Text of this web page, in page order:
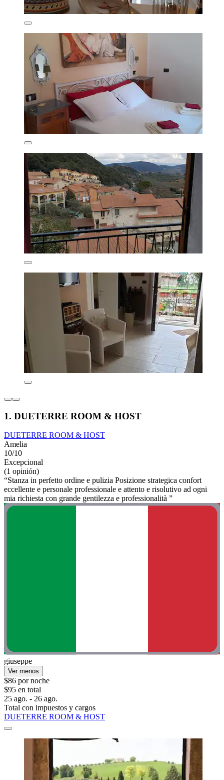
1. DUETERRE ROOM & HOST
DUETERRE ROOM & HOST
Amelia
10/10
Excepcional
(1 opinión)
“Stanza in perfetto ordine e pulizia Posizione strategica confort
eccellente e personale professionale e attento e risolutivo ad ogni
mia richiesta con grande gentilezza e professionalità ”
giuseppe
Ver menos
$86 por noche
$95 en total
25 ago. - 26 ago.
Total con impuestos y cargos
DUETERRE ROOM & HOST